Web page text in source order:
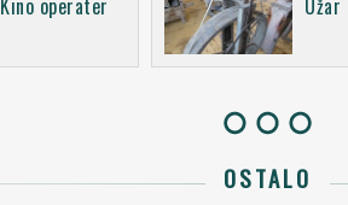
Kino operater Užar
OSTALO